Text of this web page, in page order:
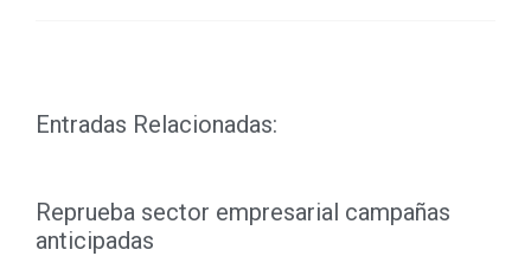
Entradas Relacionadas:
Reprueba sector empresarial campañas
anticipadas